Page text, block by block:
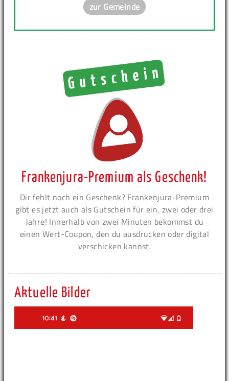
zur Gemeinde
Frankenjura-Premium als Geschenk!
Dir fehlt noch ein Geschenk? Frankenjura-Premium
gibt es jetzt auch als Gutschein für ein, zwei oder drei
Jahre! Innerhalb von zwei Minuten bekommst du
einen Wert-Coupon, den du ausdrucken oder digital
verschicken kannst.
Aktuelle Bilder